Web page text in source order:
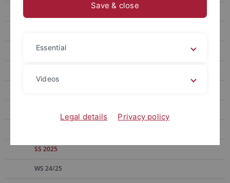
Forschung
SS 2025
WS 24/25
Save & close
Essential
Videos
Legal details Privacy policy